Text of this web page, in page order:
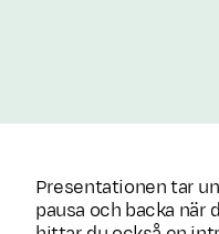
Presentationen tar
pausa och backa när